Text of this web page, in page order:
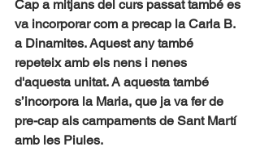
Cap a mitjans del curs passat també es
va incorporar com a precap la Carla B.
a Dinamites. Aquest any també
repeteix amb els nens i nenes
d'aquesta unitat. A aquesta també
s’incorpora la Maria, que ja va fer de
pre-cap als campaments de Sant Martí
amb les Piules.